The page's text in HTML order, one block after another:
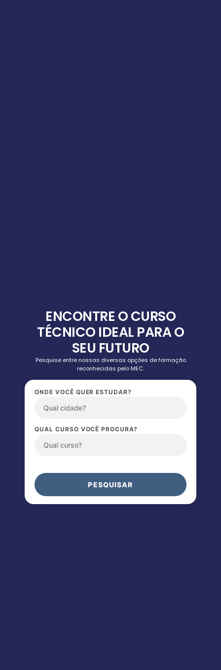
ENCONTRE O CURSO
TÉCNICO IDEAL PARA O
SEU FUTURO
Pesquise entre nossas diversas opções de formação
reconhecidas pelo MEC.
ONDE VOCÊ QUER ESTUDAR?
QUAL CURSO VOCÊ PROCURA?
PESQUISAR